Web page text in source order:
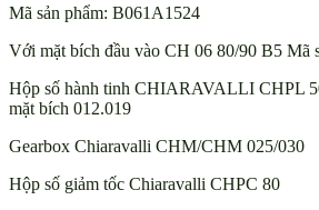
Mã sản phẩm: B061A1524
Với mặt bích đầu vào CH 06 80/90 B5 Mã
Hộp số hành tinh CHIARAVALLI CHPL
mặt bích 012.019
Gearbox Chiaravalli CHM/CHM 025/030
Hộp số giảm tốc Chiaravalli CHPC 80